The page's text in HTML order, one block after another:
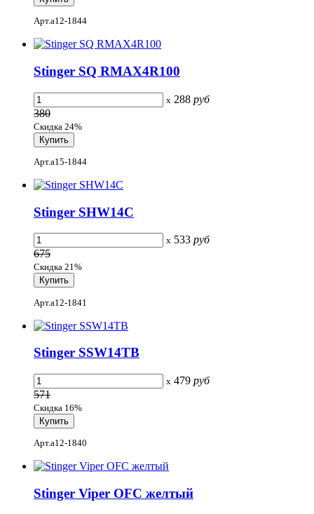
Арт.a12-1844
Stinger SQ RMAX4R100
x 288 руб
380
Скидка 24%
Арт.a15-1844
Stinger SHW14C
x 533 руб
675
Скидка 21%
Арт.a12-1841
Stinger SSW14TB
x 479 руб
571
Скидка 16%
Арт.a12-1840
Stinger Viper OFC желтый